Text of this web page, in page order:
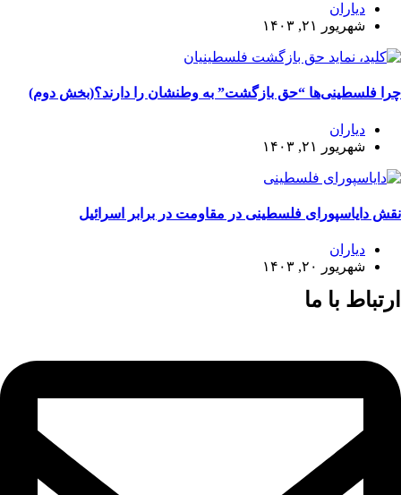
دیاران
شهریور ۲۱, ۱۴۰۳
چرا فلسطینی‌ها “حق بازگشت” به وطنشان‌ را دارند؟(بخش دوم)
دیاران
شهریور ۲۱, ۱۴۰۳
نقش دایاسپورای فلسطینی در مقاومت در برابر اسرائیل
دیاران
شهریور ۲۰, ۱۴۰۳
ارتباط با ما